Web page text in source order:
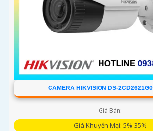
CAMERA HIKVISION DS-
Giá Bán:
Giá Khuyến Mại: 5%-35%